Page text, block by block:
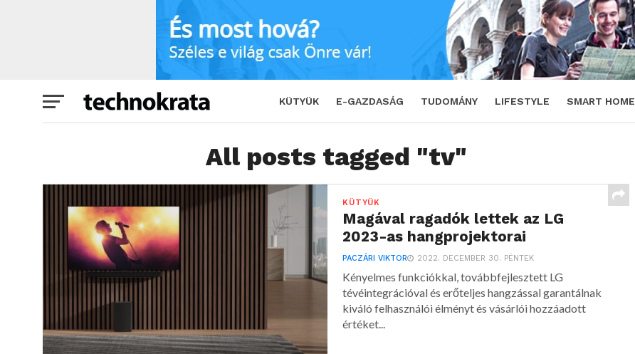
KÜTYÜK E-GAZDASÁG TUDOMÁNY LIFESTYLE SMART HOME
All posts tagged "tv"
KÜTYÜK
Magával ragadók lettek az LG
2023-as hangprojektorai
PACZÁRI VIKTOR 2022. DECEMBER 30. PÉNTEK
Kényelmes funkciókkal, továbbfejlesztett LG
tévéintegrációval és erőteljes hangzással garantálnak
kiváló felhasználói élményt és vásárlói hozzáadott
értéket...